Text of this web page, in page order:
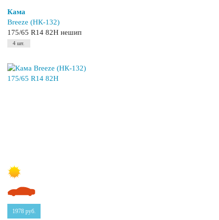
Кама
Breeze (НК-132)
175/65 R14 82H нешип
4 шт.
1978 руб.